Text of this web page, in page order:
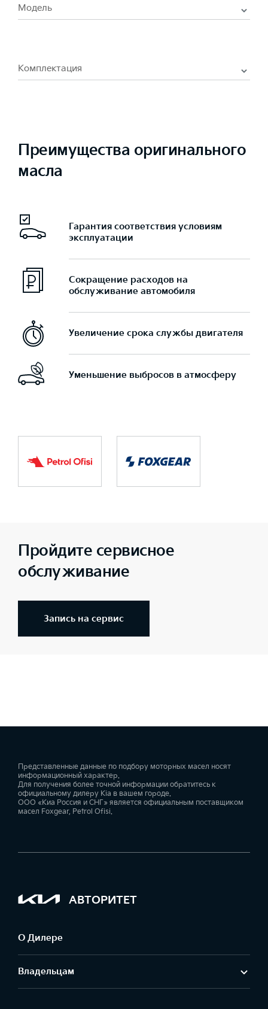
Модель
Комплектация
Преимущества оригинального
масла
Гарантия соответствия условиям
эксплуатации
Сокращение расходов на
обслуживание автомобиля
Увеличение срока службы двигателя
Уменьшение выбросов в атмосферу
Пройдите сервисное
обслуживание
Запись на сервис
Представленные данные по подбору моторных масел носят
информационный характер.
Для получения более точной информации обратитесь к
официальному дилеру Kia в вашем городе.
ООО «Киа Россия и СНГ» является официальным поставщиком
масел Foxgear, Petrol Ofisi.
АВТОРИТЕТ
О Дилере
Владельцам